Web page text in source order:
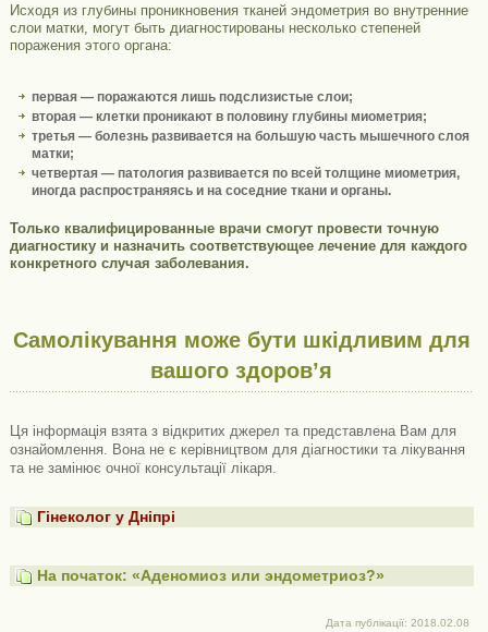
Исходя из глубины проникновения тканей эндометрия во внутренние
слои матки, могут быть диагностированы несколько степеней
поражения этого органа:
первая — поражаются лишь подслизистые слои;
вторая — клетки проникают в половину глубины миометрия;
третья — болезнь развивается на большую часть мышечного слоя
матки;
четвертая — патология развивается по всей толщине миометрия,
иногда распространяясь и на соседние ткани и органы.
Только квалифицированные врачи смогут провести точную
диагностику и назначить соответствующее лечение для каждого
конкретного случая заболевания.
Самолікування може бути шкідливим для
вашого здоров’я
Ця інформація взята з відкритих джерел та представлена ​​Вам для
ознайомлення. Вона не є керівництвом для діагностики та лікування
та не замінює очної консультації лікаря.
Гінеколог у Дніпрі
На початок: «Аденомиоз или эндометриоз?»
Дата публікації: 2018.02.08